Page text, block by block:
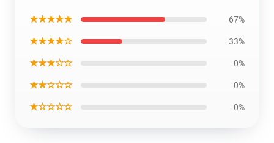
★★★★★ 67%
★★★★☆ 33%
★★★☆☆ 0%
★★☆☆☆ 0%
★☆☆☆☆ 0%